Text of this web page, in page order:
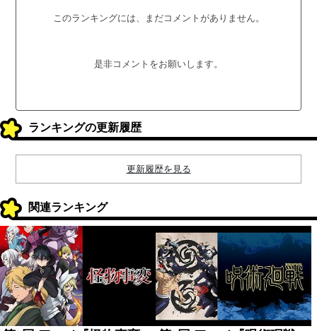
このランキングには、まだコメントがありません。
是非コメントをお願いします。
ランキングの更新履歴
更新履歴を見る
関連ランキング